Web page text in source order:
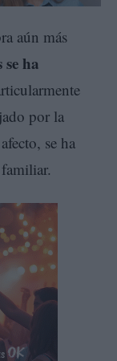
aún más
ha
por la
se ha